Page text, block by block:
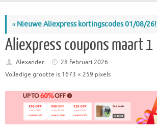
«Nieuwe Aliexpress kortingscodes 01/08/26!
Aliexpress coupons maart 1
Alexander
28 februari 2026
Volledige grootte is 1673 × 259 pixels